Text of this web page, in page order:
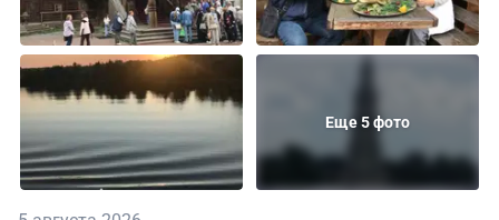
Еще 5 фото